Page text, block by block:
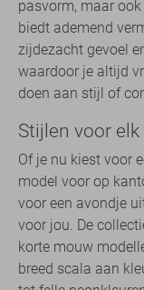
pasvorm, maar
biedt ademend
zijdezacht gevoel
waardoor je altijd
doen aan stijl of
Stijlen voor
Of je nu kiest voor
model voor op
voor een avondje
voor jou. De
korte mouw
breed scala aan